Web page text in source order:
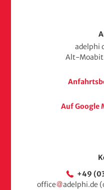
t
adelphi
Alt-Moabit
Auf Google
+49
office
adelphi.de